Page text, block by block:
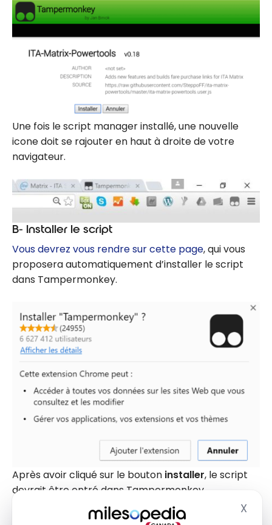
X
Une fois le script manager installé, une nouvelle
icone doit se rajouter en haut à droite de votre
navigateur.
B- Installer le script
Vous devrez vous rendre sur cette page, qui vous
proposera automatiquement d’installer le script
dans Tampermonkey.
Après avoir cliqué sur le bouton installer, le script
devrait être entré dans Tampermonkey.
Pour vérifier si c’est bien correct, il suffit de vous